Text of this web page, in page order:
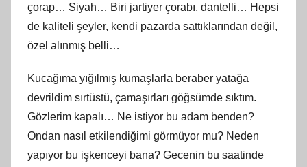
çorap… Siyah… Biri jartiyer çorabı, dantelli… Hepsi
de kaliteli şeyler, kendi pazarda sattıklarından değil,
özel alınmış belli…
Kucağıma yığılmış kumaşlarla beraber yatağa
devrildim sırtüstü, çamaşırları göğsümde sıktım.
Gözlerim kapalı… Ne istiyor bu adam benden?
Ondan nasıl etkilendiğimi görmüyor mu? Neden
yapıyor bu işkenceyi bana? Gecenin bu saatinde